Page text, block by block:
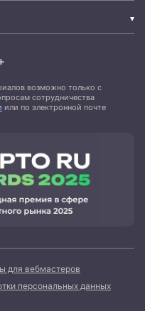
возможно только с
сотрудничества
или по электронной почте
для вебмастеров
персональных данных